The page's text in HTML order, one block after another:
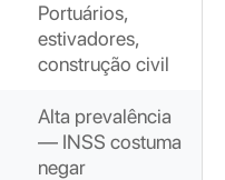
Portuários,
estivadores,
construção civil
Alta prevalência
— INSS costuma
negar